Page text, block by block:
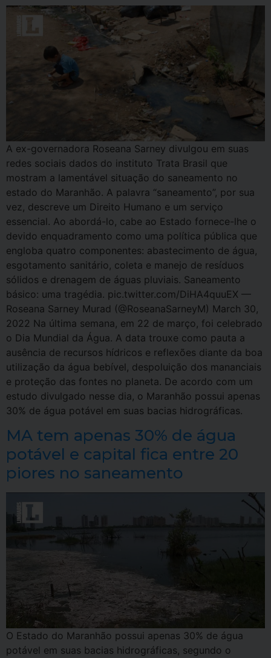
A ex-governadora Roseana Sarney divulgou em suas
redes sociais dados do instituto Trata Brasil que
mostram a lamentável situação do saneamento no
estado do Maranhão. A palavra “saneamento”, por sua
vez, descreve um Direito Humano e um serviço
essencial. Ao abordá-lo, cabe ao Estado fornece-lhe o
devido enquadramento como uma política pública que
engloba quatro componentes: abastecimento de água,
esgotamento sanitário, coleta e manejo de resíduos
sólidos e drenagem de águas pluviais. Saneamento
básico: uma tragédia. pic.twitter.com/DiHA4quuEX —
Roseana Sarney Murad (@RoseanaSarneyM) March 30,
2022 Na última semana, em 22 de março, foi celebrado
o Dia Mundial da Água. A data trouxe como pauta a
ausência de recursos hídricos e reflexões diante da boa
utilização da água bebível, despoluição dos mananciais
e proteção das fontes no planeta. De acordo com um
estudo divulgado nesse dia, o Maranhão possui apenas
30% de água potável em suas bacias hidrográficas.
MA tem apenas 30% de água
potável e capital fica entre 20
piores no saneamento
O Estado do Maranhão possui apenas 30% de água
potável em suas bacias hidrográficas, segundo o